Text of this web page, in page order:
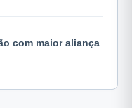
com maior aliança